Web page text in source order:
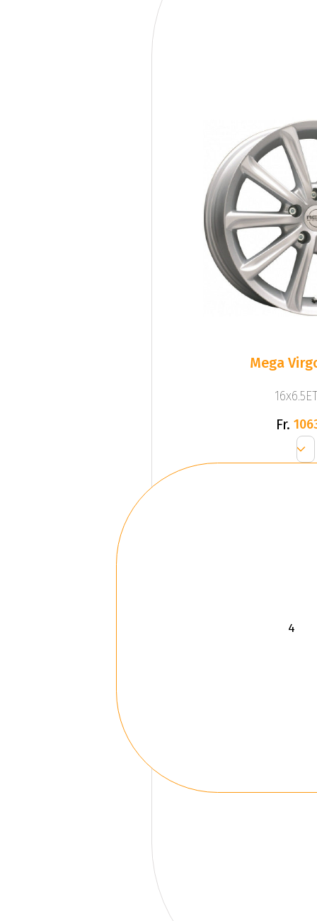
Mega
Fr.